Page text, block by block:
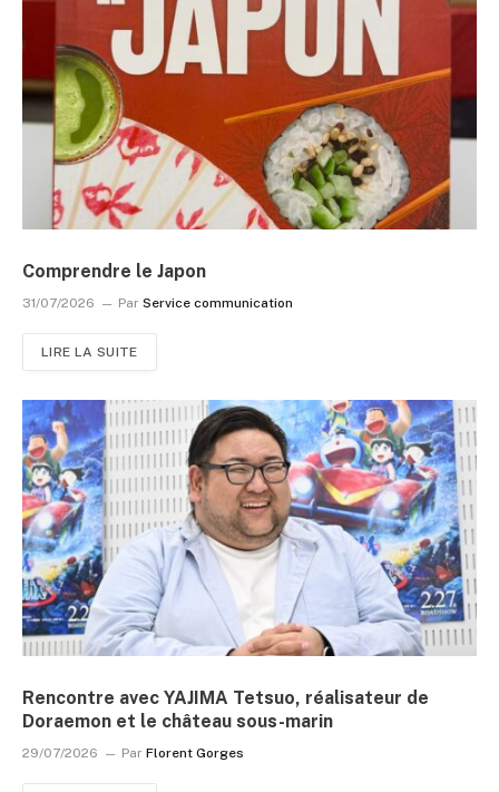
Comprendre le Japon
31/07/2026 Par Service communication
LIRE LA SUITE
Rencontre avec YAJIMA Tetsuo, réalisateur de
Doraemon et le château sous-marin
29/07/2026 Par Florent Gorges